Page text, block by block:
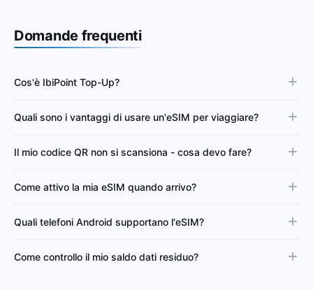
Domande frequenti
Cos'è IbiPoint Top-Up?
Quali sono i vantaggi di usare un'eSIM per viaggiare?
Il mio codice QR non si scansiona - cosa devo fare?
Come attivo la mia eSIM quando arrivo?
Quali telefoni Android supportano l'eSIM?
Come controllo il mio saldo dati residuo?